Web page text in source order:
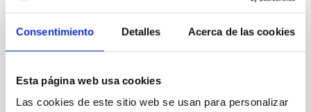
Consentimiento Detalles Acerca de las cookies
Esta página web usa cookies
Las cookies de este sitio web se usan para personalizar